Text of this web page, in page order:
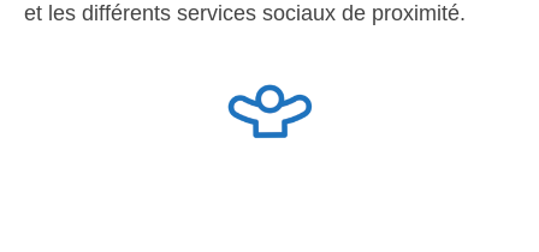
et les différents services sociaux de proximité.